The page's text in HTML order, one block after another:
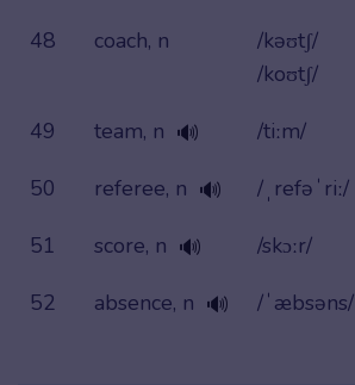
48
coach, n
/kəʊtʃ/
/koʊtʃ/
49
team, n 🔊 /tiːm/
50
referee, n 🔊 /ˌrefəˈriː/
51
score, n 🔊 /skɔːr/
52
absence, n 🔊 /ˈæbsəns/